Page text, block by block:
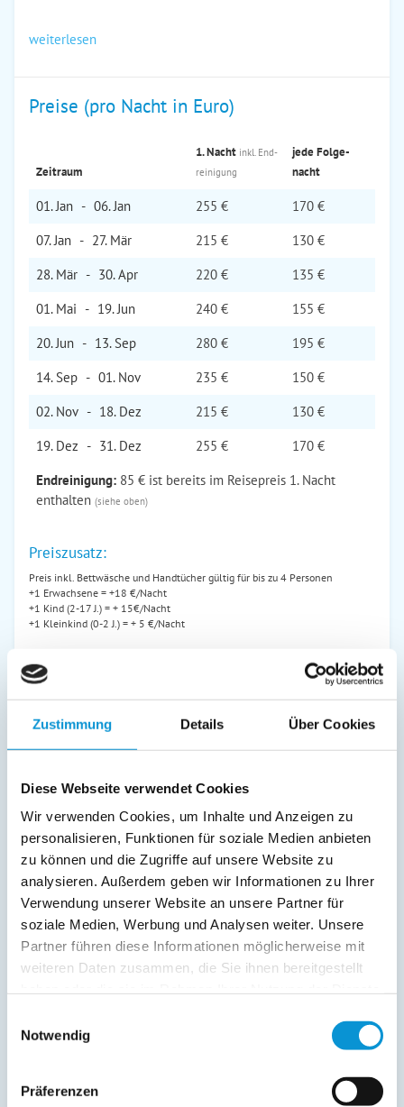
Zustimmung Details Über Cookies
Diese Webseite verwendet Cookies
Wir verwenden Cookies, um Inhalte und Anzeigen zu
personalisieren, Funktionen für soziale Medien anbieten
zu können und die Zugriffe auf unsere Website zu
analysieren. Außerdem geben wir Informationen zu Ihrer
Verwendung unserer Website an unsere Partner für
soziale Medien, Werbung und Analysen weiter. Unsere
Partner führen diese Informationen möglicherweise mit
weiteren Daten zusammen, die Sie ihnen bereitgestellt
Notwendig
Präferenzen
weiterlesen
Preise (pro Nacht in Euro)
Zeitraum
1. Nacht inkl. End­
reinigung
jede Folge­
nacht
01. Jan - 06. Jan 255 €
170 €
07. Jan - 27. Mär 215 €
130 €
28. Mär - 30. Apr 220 €
135 €
01. Mai - 19. Jun 240 €
155 €
20. Jun - 13. Sep 280 €
195 €
14. Sep - 01. Nov 235 €
150 €
02. Nov - 18. Dez 215 €
130 €
19. Dez - 31. Dez 255 €
170 €
Endreinigung: 85 € ist bereits im Reisepreis 1. Nacht
enthalten (siehe oben)
Preiszusatz:
Preis inkl. Bettwäsche und Handtücher gültig für bis zu 4 Personen
+1 Erwachsene = +18 €/Nacht
+1 Kind (2-17 J.) = + 15€/Nacht
+1 Kleinkind (0-2 J.) = + 5 €/Nacht
Mindestbuchung Sommerferien: 7 Nächte
* 2-4 Nächte =Kurzaufenthalt = 20 €/Pers. mindestens aber 110 €
Zuschlag
Kurtaxe (OstseeCard) ganzjährig nach Tarif der Stadt Neustadt für Personen
Auf Wunsch kostenlos: Hochstuhl und Kinderreisebett --> bitte rechtzeitig
**Änderungen und Irrtümer vorbehalten**
Last Minute
Nur gültig von15.08.2026
- 23.08.2026für
195 €
170,62
pro Nacht